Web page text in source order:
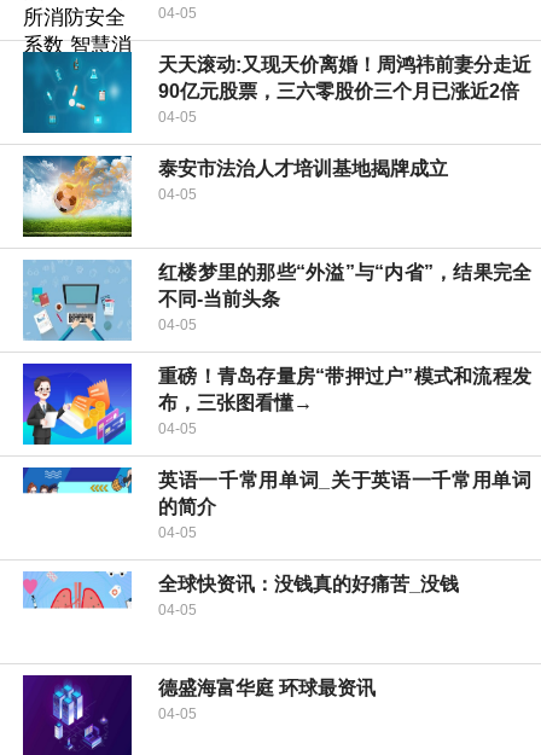
04-05
天天滚动:又现天价离婚！周鸿祎前妻分走近
90亿元股票，三六零股价三个月已涨近2倍
04-05
泰安市法治人才培训基地揭牌成立
04-05
红楼梦里的那些“外溢”与“内省”，结果完全
不同-当前头条
04-05
重磅！青岛存量房“带押过户”模式和流程发
布，三张图看懂→
04-05
英语一千常用单词_关于英语一千常用单词
的简介
04-05
全球快资讯：没钱真的好痛苦_没钱
04-05
德盛海富华庭 环球最资讯
04-05